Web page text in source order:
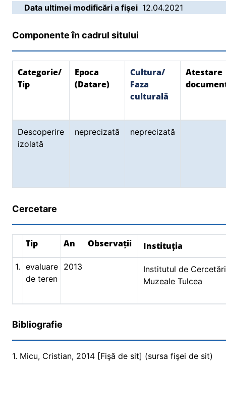
Data ultimei modificări a fişei 12.04.2021
Componente în cadrul sitului
Categorie/
Tip
Epoca
(Datare)
Cultura/
Faza
culturală
Atestare
Descoperire
izolată
neprecizată neprecizată
Cercetare
Tip An Observații Instituția
1. evaluare
de teren
2013
Institutul de
Muzeale Tulcea
Bibliografie
1. Micu, Cristian, 2014 [Fişă de sit] (sursa fişei de sit)